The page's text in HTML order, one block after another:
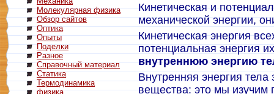
Молекулярная физика
Обзор сайтов
Оптика
Опыты
Поделки
Разное
Справочный материал
Статика
Термодинамика
физика
Кинетическая и
механической энергии,
Кинетическая энергия
потенциальная энергия
внутреннюю энергию
Внутренняя энергия тела
вещества: это мы изучим